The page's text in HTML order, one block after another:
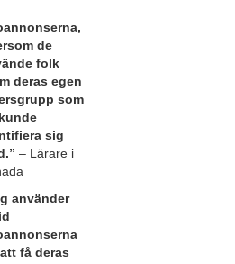
de
folk
deras egen
som
sig
– Lärare i
använder
få deras